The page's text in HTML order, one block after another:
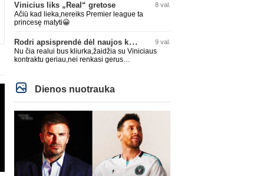
Vinicius liks „Real“ gretose 8 val.
Ačiū kad lieka,nereiks Premier league ta
princesę matyti😀
Rodri apsisprendė dėl naujos komandos 9 val.
Nu čia realui bus kliurka,žaidžia su Viniciaus
kontraktu geriau,nei renkasi gerus
Dienos nuotrauka